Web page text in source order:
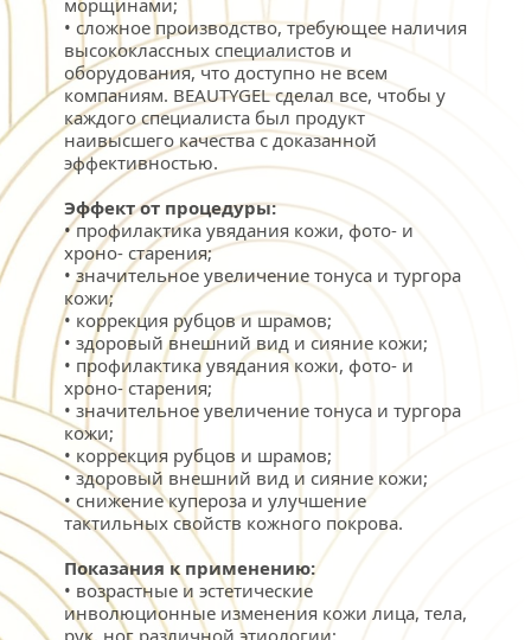
морщинами;
• сложное производство, требующее наличия
высококлассных специалистов и
оборудования, что доступно не всем
компаниям. BEAUTYGEL сделал все, чтобы у
каждого специалиста был продукт
наивысшего качества с доказанной
эффективностью.
Эффект от процедуры:
• профилактика увядания кожи, фото- и
хроно- старения;
• значительное увеличение тонуса и тургора
кожи;
• коррекция рубцов и шрамов;
• здоровый внешний вид и сияние кожи;
• профилактика увядания кожи, фото- и
хроно- старения;
• значительное увеличение тонуса и тургора
кожи;
• коррекция рубцов и шрамов;
• здоровый внешний вид и сияние кожи;
• снижение купероза и улучшение
тактильных свойств кожного покрова.
Показания к применению:
• возрастные и эстетические
инволюционные изменения кожи лица, тела,
рук, ног различной этиологии;